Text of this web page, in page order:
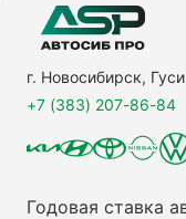
г. Новосибирск,
+7 (383) 207-86-84
Годовая ставка